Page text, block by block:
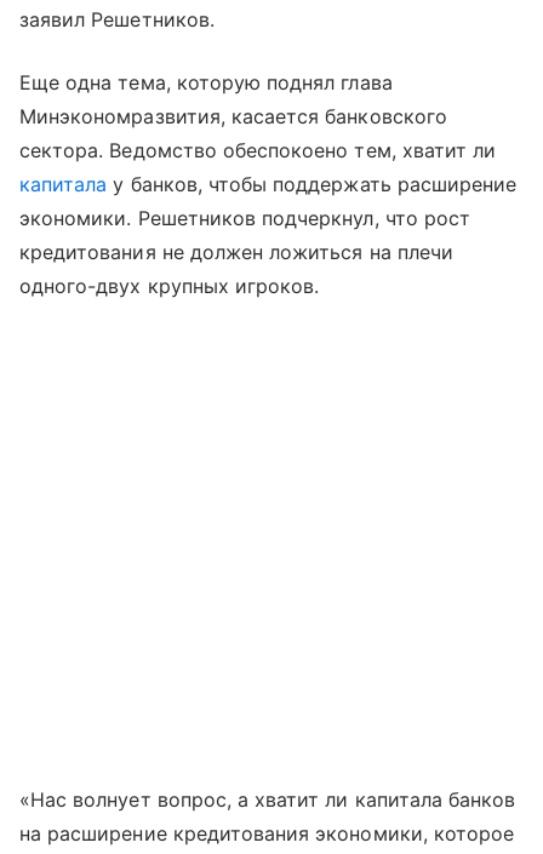
заявил Решетников.
Еще одна тема, которую поднял глава
Минэкономразвития, касается банковского
сектора. Ведомство обеспокоено тем, хватит ли
капитала у банков, чтобы поддержать расширение
экономики. Решетников подчеркнул, что рост
кредитования не должен ложиться на плечи
одного-двух крупных игроков.
«Нас волнует вопрос, а хватит ли капитала банков
на расширение кредитования экономики, которое